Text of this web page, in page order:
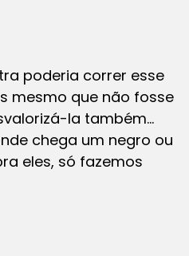
poderia correr esse
mesmo que não fosse
la também…
chega um negro ou
eles, só fazemos